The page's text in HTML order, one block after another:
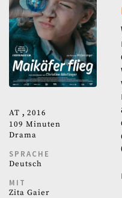
AT
2016
109 Minuten
Drama
SPRACHE
Deutsch
MIT
Zita Gaier